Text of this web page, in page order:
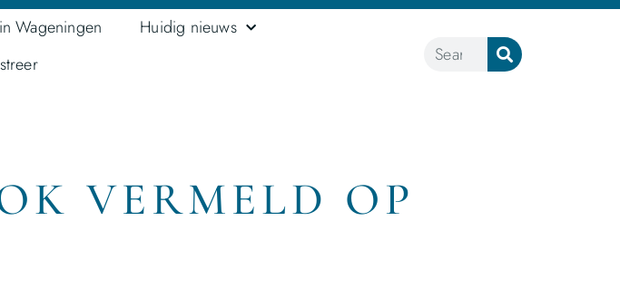
Wageningen
Huidig nieuws
VERMELD OP